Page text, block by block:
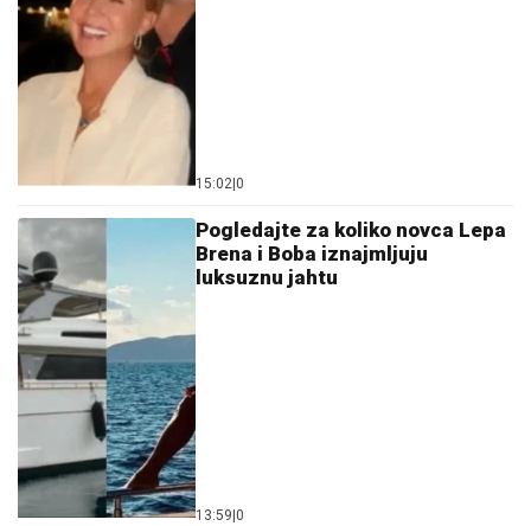
15:02 0
Pogledajte za koliko novca Lepa
Brena i Boba iznajmljuju
luksuznu jahtu
13:59 0